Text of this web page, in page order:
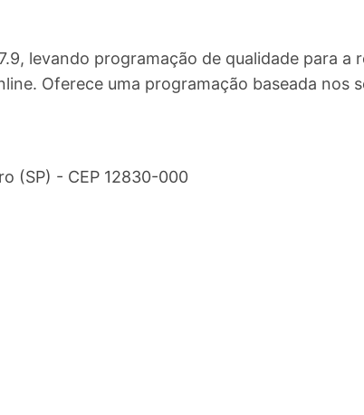
levando programação de qualidade para a
Oferece uma programação baseada nos
(SP) - CEP 12830-000